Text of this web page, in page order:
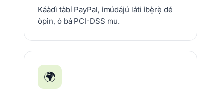
Káàdì tàbí PayPal, ìmúdájú láti ìbẹ̀rẹ̀ dé
òpin, ó bá PCI-DSS mu.
🌍